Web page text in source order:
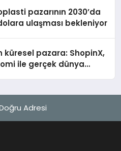
pazarının 2030’da
ulaşması bekleniyor
küresel pazara: ShopinX,
ile gerçek dünya
Adresi